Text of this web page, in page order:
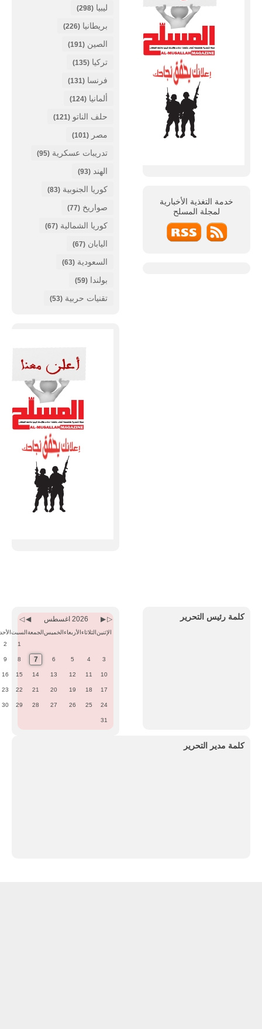
خدمة التغذية الأخبارية
لمجلة المسلح
ليبيا (298)
بريطانيا (226)
الصين (191)
تركيا (135)
فرنسا (131)
ألمانيا (124)
حلف الناتو (121)
مصر (101)
تدريبات عسكرية (95)
الهند (93)
كوريا الجنوبية (83)
صواريخ (77)
كوريا الشمالية (67)
اليابان (67)
السعودية (63)
بولندا (59)
تقنيات حربية (53)
كلمة رئيس التحرير
Month
Year
Month2026 اغسطس
الإثنينالثلاثاءالأربعاءالخميسالجمعةالسبتالأحد
1
2
3
4
5
6
7
8
9
10
11
12
13
14
15
16
17
18
19
20
21
22
23
24
25
26
27
28
29
30
31
كلمة مدير التحرير